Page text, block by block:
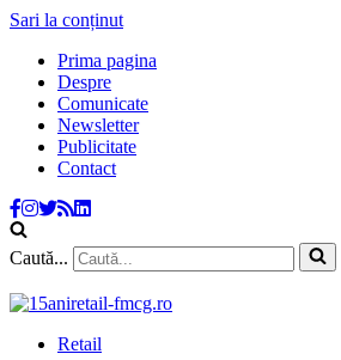
Sari la conținut
Prima pagina
Despre
Comunicate
Newsletter
Publicitate
Contact
Caută...
Retail